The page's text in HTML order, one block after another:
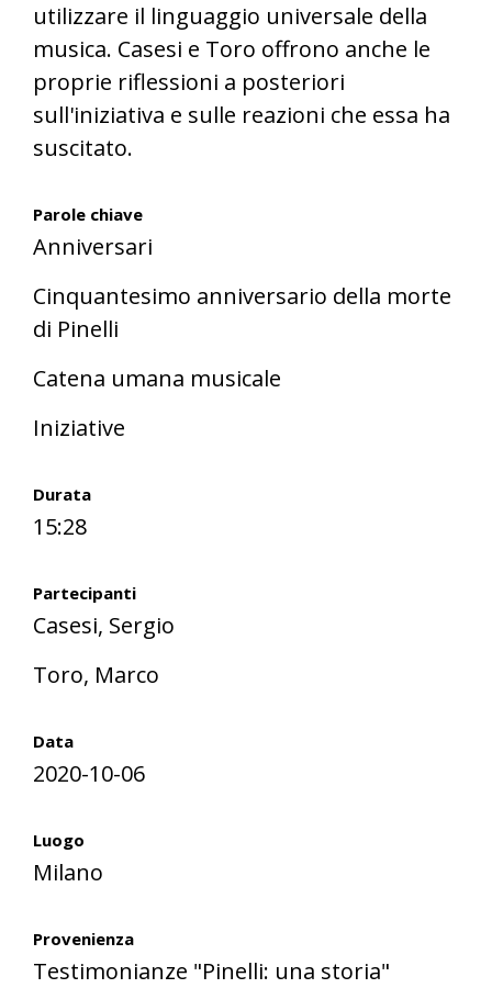
utilizzare il linguaggio universale della
musica. Casesi e Toro offrono anche le
proprie riflessioni a posteriori
sull'iniziativa e sulle reazioni che essa ha
suscitato.
Parole chiave
Anniversari
Cinquantesimo anniversario della morte
di Pinelli
Catena umana musicale
Iniziative
Durata
15:28
Partecipanti
Casesi, Sergio
Toro, Marco
Data
2020-10-06
Luogo
Milano
Provenienza
Testimonianze "Pinelli: una storia"